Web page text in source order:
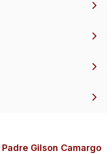
Gilson Camargo